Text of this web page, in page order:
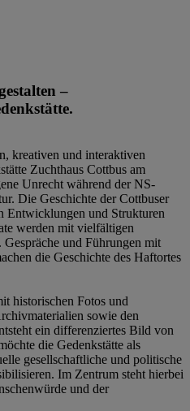
–
kreativen und interaktiven
Zuchthaus Cottbus am
Unrecht während der NS-
Die Geschichte der Cottbuser
Entwicklungen und Strukturen
werden mit vielfältigen
und Führungen mit
die Geschichte des Haftortes
historischen Fotos und
sowie den
ein differenziertes Bild von
die Gedenkstätte als
gesellschaftliche und politische
Im Zentrum steht hierbei
und der